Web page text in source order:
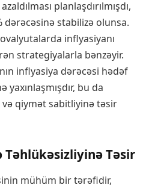
planlaşdırılmışdı,
stabilizə olunsa.
inflyasiyanı
strategiyalarla bənzəyir.
inflyasiya dərəcəsi hədəf
bu da
qiymət sabitliyinə təsir
Təhlükəsizliyinə Təsir
mühüm bir tərəfidir,